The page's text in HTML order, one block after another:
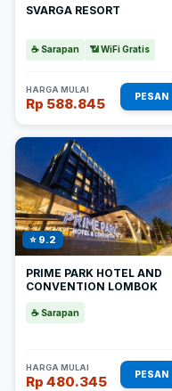
SVARGA RESORT
☕ Sarapan 📶 WiFi Gratis
HARGA MULAI
Rp 588.845 PESAN
⭐ 9.2
PRIME PARK HOTEL AND
CONVENTION LOMBOK
☕ Sarapan
HARGA MULAI
Rp 480.345 PESAN